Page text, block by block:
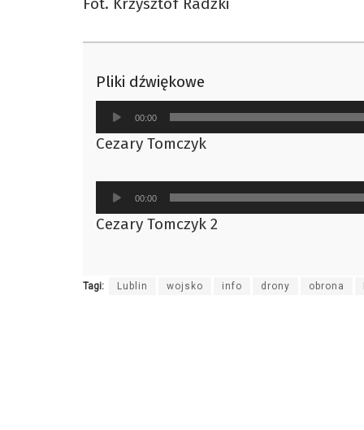
Pliki dźwiękowe
Odtwarzacz
plików
dźwiękowych
00:00
Cezary Tomczyk
Odtwarzacz
plików
dźwiękowych
00:00
Cezary Tomczyk 2
Tagi: Lublin wojsko info drony obrona